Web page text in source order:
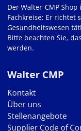
Walter CMP
Kontakt
Über uns
Stellenangebote
Supplier Code of
Der Walter-CMP
Fachkreise: Er richtet
Gesundheitswesen
Bitte beachten Sie,
werden.